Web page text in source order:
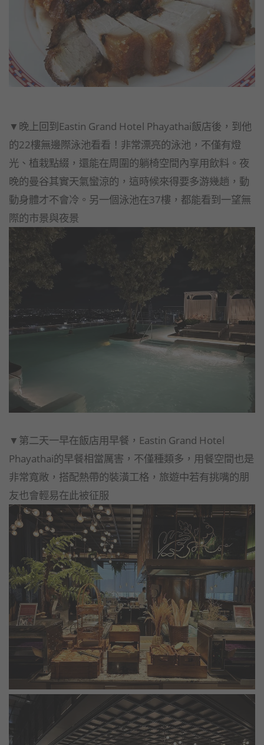
▼晚上回到Eastin Grand Hotel Phayathai飯店後，到他
的22樓無邊際泳池看看！非常漂亮的泳池，不僅有燈
光、植栽點綴，還能在周圍的躺椅空間內享用飲料。夜
晚的曼谷其實天氣蠻涼的，這時候來得要多游幾趟，動
動身體才不會冷。另一個泳池在37樓，都能看到一望無
際的市景與夜景
▼第二天一早在飯店用早餐，Eastin Grand Hotel
Phayathai的早餐相當厲害，不僅種類多，用餐空間也是
非常寬敞，搭配熱帶的裝潢工格，旅遊中若有挑嘴的朋
友也會輕易在此被征服